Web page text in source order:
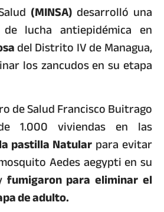
(MINSA) desarrolló una
lucha antiepidémica en
del Distrito IV de Managua,
los zancudos en su etapa
de Salud Francisco Buitrago
1.000 viviendas en las
pastilla Natularpara evitar
Aedes aegypti en su
fumigaron para eliminar el
de adulto.